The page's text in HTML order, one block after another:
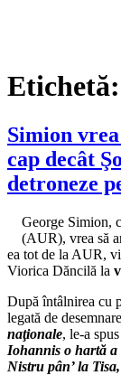
Etichetă:
Simion
cap decât
detroneze
George Simion,
(AUR), vrea să
ea tot de la AUR,
Viorica Dăncilă la
După întâlnirea cu
legată de
naţionale, le-a
Iohannis o hartă
Nistru pân’ la